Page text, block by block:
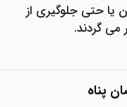
یا حتی جلوگیری از
می گردند.
پناه